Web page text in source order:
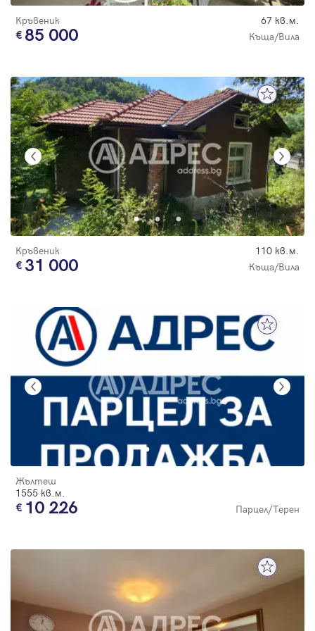
Кръвеник 67 кв.м.
85 000 Къща/Вила
Кръвеник 110 кв.м.
31 000 Къща/Вила
Жълтеш
1555 кв.м.
10 226 Парцел/Терен